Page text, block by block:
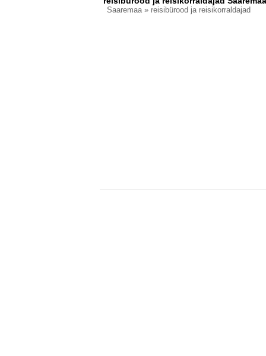
Saaremaa» reisibürood ja reisikorraldajad